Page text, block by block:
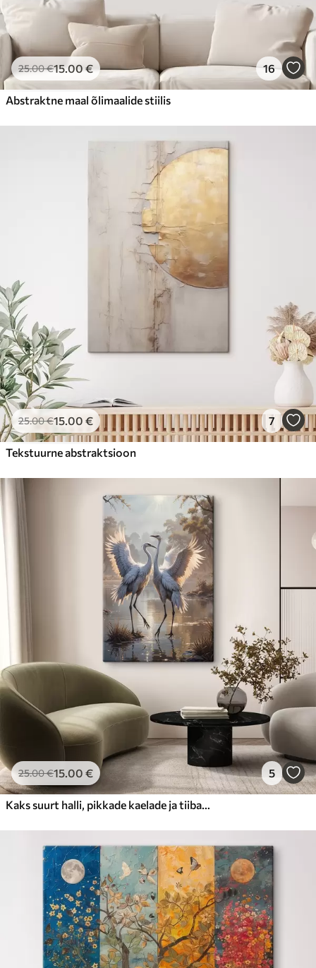
25.00€15.00€ 16
Abstraktne maal õlimaalide stiilis
25.00€15.00 € 7
Tekstuurne abstraktsioon
25.00€15.00 € 5
Kaks suurt halli, pikkade kaelade ja tiibadega kraanat, mis seisavad puudest ümbritsetud udujärves